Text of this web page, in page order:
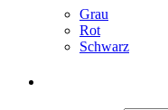
Grau
Rot
Schwarz